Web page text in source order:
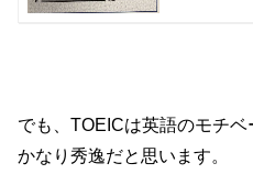
でも、TOEICは英語のモチ
かなり秀逸だと思います。